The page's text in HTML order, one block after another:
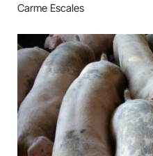
Carme Escales